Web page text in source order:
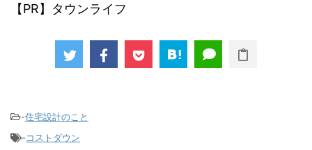
【PR】タウンライフ
-住宅設計のこと
-コストダウン